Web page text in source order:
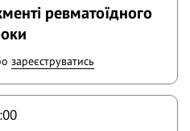
ревматоїдного
зареєструватись